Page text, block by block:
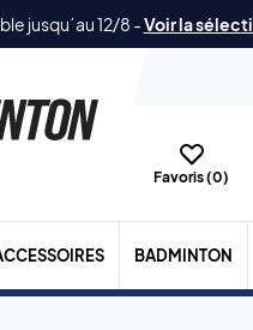
jusqu´au 12/8 -Voir la
Favoris (0)
BADMINTON